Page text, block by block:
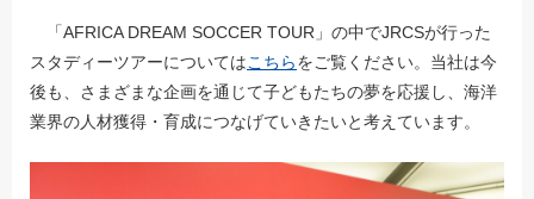
「AFRICA DREAM SOCCER TOUR」の中でJRCSが行った
スタディーツアーについてはこちらをご覧ください。当社は今
後も、さまざまな企画を通じて子どもたちの夢を応援し、海洋
業界の人材獲得・育成につなげていきたいと考えています。